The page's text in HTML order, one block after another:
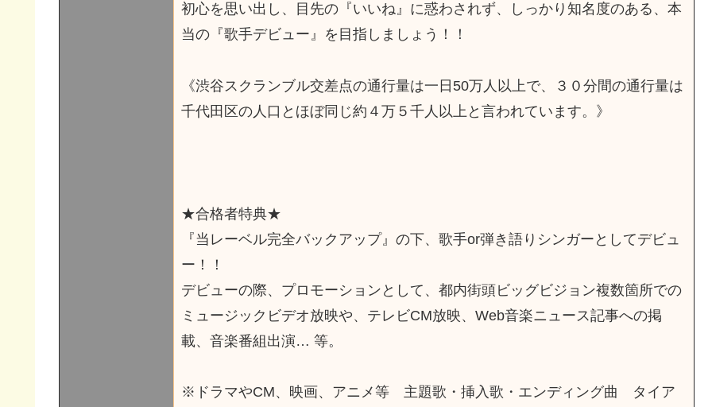
初心を思い出し、目先の『いいね』に惑わされず、しっかり知名度のある、本
当の『歌手デビュー』を目指しましょう！！
《渋谷スクランブル交差点の通行量は一日50万人以上で、３０分間の通行量は
千代田区の人口とほぼ同じ約４万５千人以上と言われています。》
★合格者特典★
『当レーベル完全バックアップ』の下、歌手or弾き語りシンガーとしてデビュ
ー！！
デビューの際、プロモーションとして、都内街頭ビッグビジョン複数箇所での
ミュージックビデオ放映や、テレビCM放映、Web音楽ニュース記事への掲
載、音楽番組出演… 等。
※ドラマやCM、映画、アニメ等 主題歌・挿入歌・エンディング曲 タイア